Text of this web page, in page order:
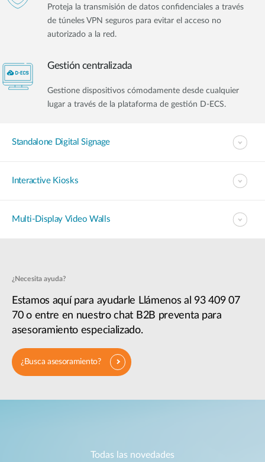
Proteja la transmisión de datos confidenciales a través
de túneles VPN seguros para evitar el acceso no
autorizado a la red.
Gestión centralizada
Gestione dispositivos cómodamente desde cualquier
lugar a través de la plataforma de gestión D-ECS.
Standalone Digital Signage​
Interactive Kiosks
Multi-Display Video Walls
¿Necesita ayuda?
Estamos aquí para ayudarle Llámenos al 93 409 07
70 o entre en nuestro chat B2B preventa para
asesoramiento especializado.
¿Busca asesoramiento?
Todas las novedades